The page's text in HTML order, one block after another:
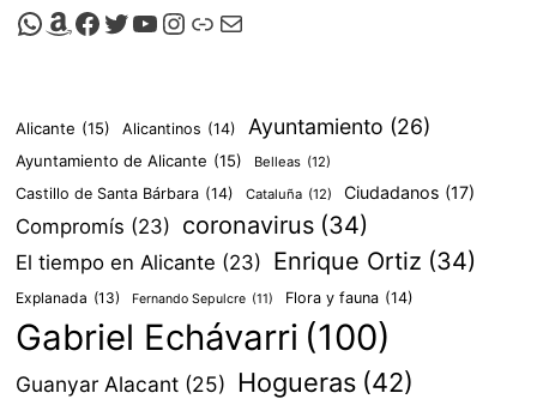
Canal de Whatsapp de Viscalacant
Comprar en Amazon
Facebook de Viscalacant
Twitter de Viscalacant
Canal de Youtube de Viscalacant
Instagram de Viscalacant
Viscalacant en Polkaverse
Correo electrónico
Alicante (15) Alicantinos (14) Ayuntamiento (26)
Ayuntamiento de Alicante (15) Belleas (12)
Castillo de Santa Bárbara (14) Cataluña (12) Ciudadanos (17)
Compromís (23) coronavirus (34)
El tiempo en Alicante (23) Enrique Ortiz (34)
Explanada (13) Fernando Sepulcre (11) Flora y fauna (14)
Gabriel Echávarri (100)
Guanyar Alacant (25) Hogueras (42)